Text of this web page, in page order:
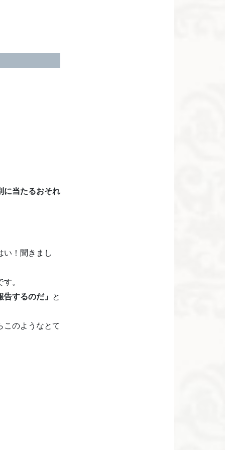
に当たるおそれ
い！聞きまし
。
するのだ」 と
このようなとて